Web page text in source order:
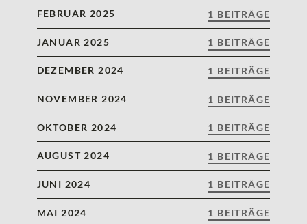
FEBRUAR 2025 1 BEITRÄGE
JANUAR 2025 1 BEITRÄGE
DEZEMBER 2024 1 BEITRÄGE
NOVEMBER 2024 1 BEITRÄGE
OKTOBER 2024 1 BEITRÄGE
AUGUST 2024 1 BEITRÄGE
JUNI 2024 1 BEITRÄGE
MAI 2024 1 BEITRÄGE